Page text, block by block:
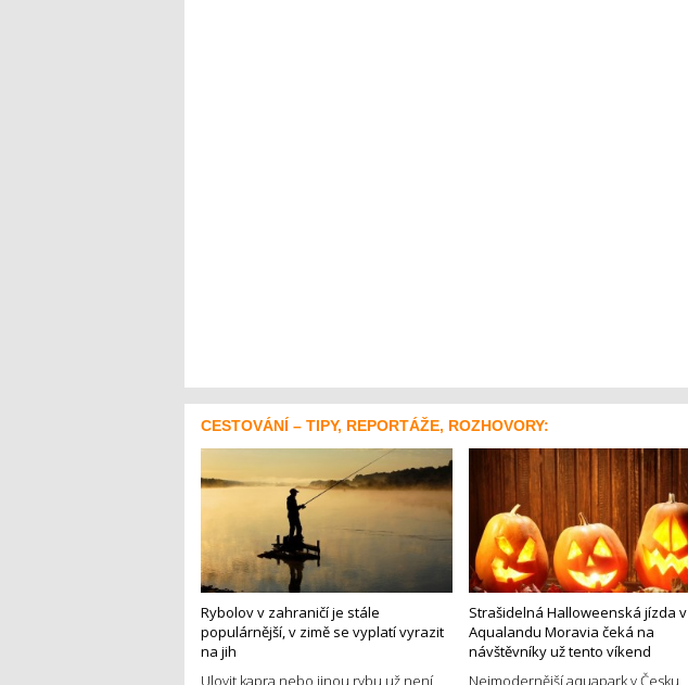
CESTOVÁNÍ – TIPY, REPORTÁŽE, ROZHOVORY:
Rybolov v zahraničí je stále
populárnější, v zimě se vyplatí vyrazit
na jih
Ulovit kapra nebo jinou rybu už není
Strašidelná Halloweenská jízda v
Aqualandu Moravia čeká na
návštěvníky už tento víkend
Nejmodernější aquapark v Česku